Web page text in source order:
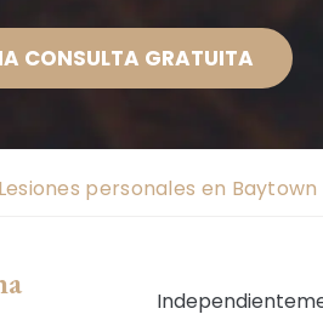
CONSULTA GRATUITA
personales en Baytown